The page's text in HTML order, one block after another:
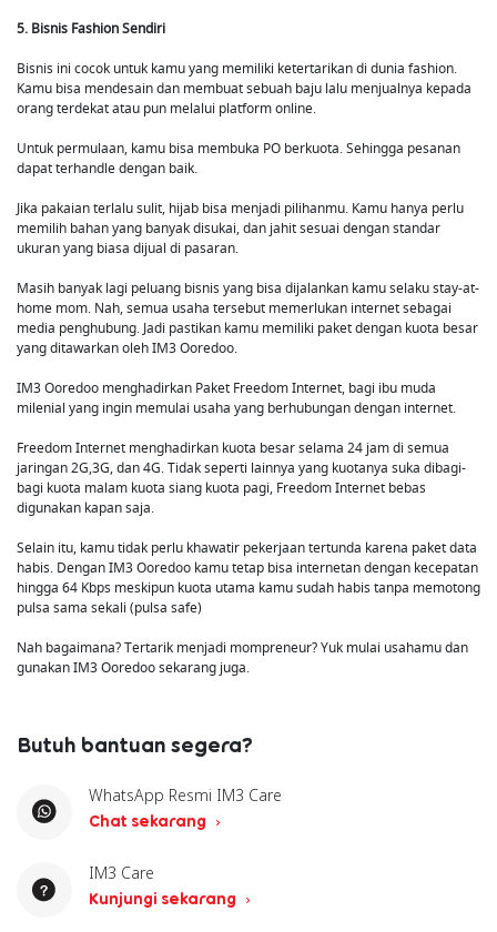
5. Bisnis Fashion Sendiri
Bisnis ini cocok untuk kamu yang memiliki ketertarikan di dunia fashion.
Kamu bisa mendesain dan membuat sebuah baju lalu menjualnya kepada
orang terdekat atau pun melalui platform online.
Untuk permulaan, kamu bisa membuka PO berkuota. Sehingga pesanan
dapat terhandle dengan baik.
Jika pakaian terlalu sulit, hijab bisa menjadi pilihanmu. Kamu hanya perlu
memilih bahan yang banyak disukai, dan jahit sesuai dengan standar
ukuran yang biasa dijual di pasaran.
Masih banyak lagi peluang bisnis yang bisa dijalankan kamu selaku stay-at-
home mom. Nah, semua usaha tersebut memerlukan internet sebagai
media penghubung. Jadi pastikan kamu memiliki paket dengan kuota besar
yang ditawarkan oleh IM3 Ooredoo.
IM3 Ooredoo menghadirkan Paket Freedom Internet, bagi ibu muda
milenial yang ingin memulai usaha yang berhubungan dengan internet.
Freedom Internet menghadirkan kuota besar selama 24 jam di semua
jaringan 2G,3G, dan 4G. Tidak seperti lainnya yang kuotanya suka dibagi-
bagi kuota malam kuota siang kuota pagi, Freedom Internet bebas
digunakan kapan saja.
Selain itu, kamu tidak perlu khawatir pekerjaan tertunda karena paket data
habis. Dengan IM3 Ooredoo kamu tetap bisa internetan dengan kecepatan
hingga 64 Kbps meskipun kuota utama kamu sudah habis tanpa memotong
pulsa sama sekali (pulsa safe)
Nah bagaimana? Tertarik menjadi mompreneur? Yuk mulai usahamu dan
gunakan IM3 Ooredoo sekarang juga.
Butuh bantuan segera?
WhatsApp Resmi IM3 Care
Chat sekarang
IM3 Care
Kunjungi sekarang